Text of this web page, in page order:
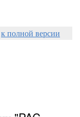
к полной версии